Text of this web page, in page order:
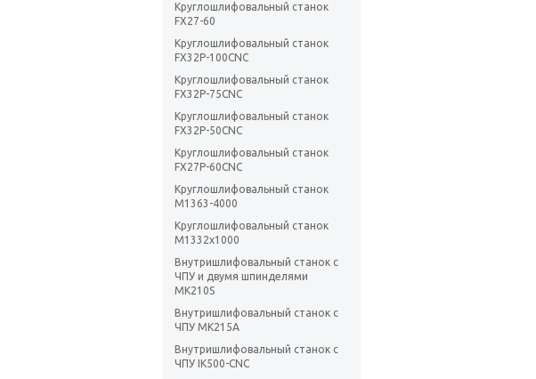
Круглошлифовальный станок
FX27-60
Круглошлифовальный станок
FX32P-100CNC
Круглошлифовальный станок
FX32P-75CNC
Круглошлифовальный станок
FX32P-50CNC
Круглошлифовальный станок
FX27P-60CNC
Круглошлифовальный станок
М1363-4000
Круглошлифовальный станок
М1332х1000
Внутришлифовальный станок с
ЧПУ и двумя шпинделями
МК210S
Внутришлифовальный станок с
ЧПУ MK215A
Внутришлифовальный станок с
ЧПУ IK500-CNC